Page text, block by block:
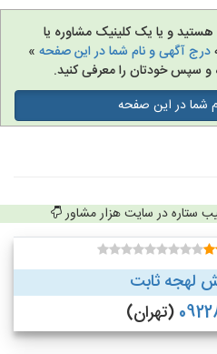
و یا یک کلینیک مشاوره یا
درج آگهی و نام شما در این صفحه »
و سپس خودتان را معرفی کنید.
شما در این صفحه
ستاره در سایت هزار مشاور
لهجه ثابت
(تهران)